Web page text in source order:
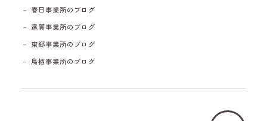
－ 春日事業所のブログ
－ 遠賀事業所のブログ
－ 東郷事業所のブログ
－ 鳥栖事業所のブログ